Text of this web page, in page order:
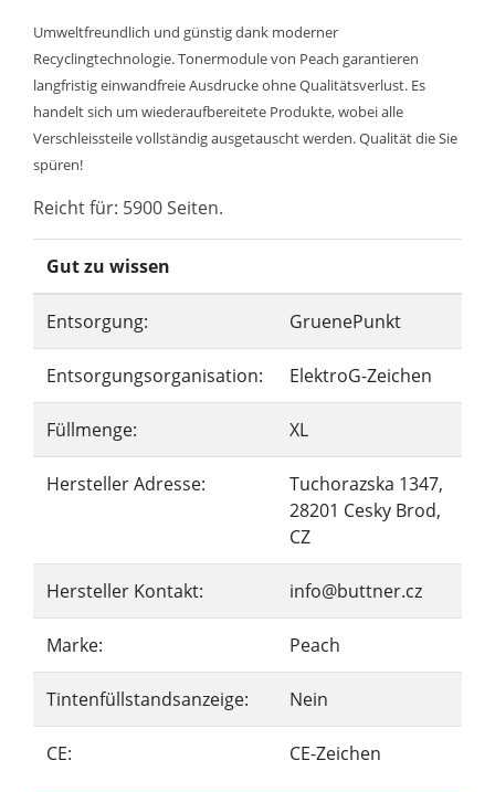
Umweltfreundlich und günstig dank moderner
Recyclingtechnologie. Tonermodule von Peach garantieren
langfristig einwandfreie Ausdrucke ohne Qualitätsverlust. Es
handelt sich um wiederaufbereitete Produkte, wobei alle
Verschleissteile vollständig ausgetauscht werden. Qualität die Sie
spüren!
Reicht für: 5900 Seiten.
Gut zu wissen
Entsorgung: GruenePunkt
Entsorgungsorganisation: ElektroG-Zeichen
Füllmenge: XL
Hersteller Adresse:
Tuchorazska 1347,
28201 Cesky Brod,
CZ
Hersteller Kontakt: info@buttner.cz
Marke: Peach
Tintenfüllstandsanzeige: Nein
CE: CE-Zeichen